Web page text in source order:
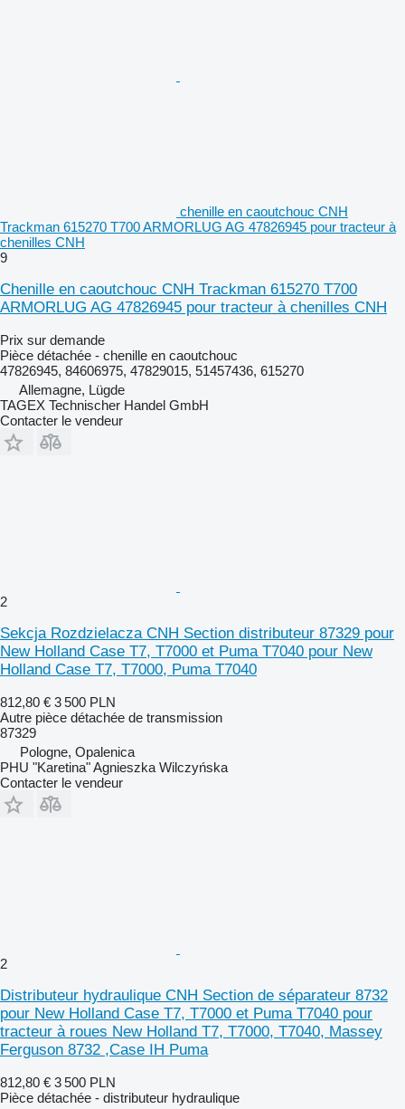
chenille en caoutchouc CNH
Trackman 615270 T700 ARMORLUG AG 47826945 pour tracteur à
chenilles CNH
9
Chenille en caoutchouc CNH Trackman 615270 T700
ARMORLUG AG 47826945 pour tracteur à chenilles CNH
Prix sur demande
Pièce détachée - chenille en caoutchouc
47826945, 84606975, 47829015, 51457436, 615270
Allemagne, Lügde
TAGEX Technischer Handel GmbH
Contacter le vendeur
2
Sekcja Rozdzielacza CNH Section distributeur 87329 pour
New Holland Case T7, T7000 et Puma T7040 pour New
Holland Case T7, T7000, Puma T7040
812,80 € 3 500 PLN
Autre pièce détachée de transmission
87329
Pologne, Opalenica
PHU "Karetina" Agnieszka Wilczyńska
Contacter le vendeur
2
Distributeur hydraulique CNH Section de séparateur 8732
pour New Holland Case T7, T7000 et Puma T7040 pour
tracteur à roues New Holland T7, T7000, T7040, Massey
Ferguson 8732 ,Case IH Puma
812,80 € 3 500 PLN
Pièce détachée - distributeur hydraulique